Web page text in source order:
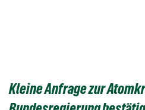
Kleine Anfrage zur